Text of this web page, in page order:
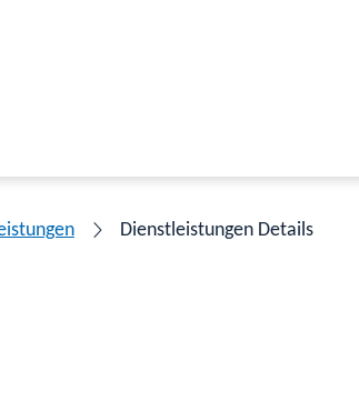
Dienstleistungen Details